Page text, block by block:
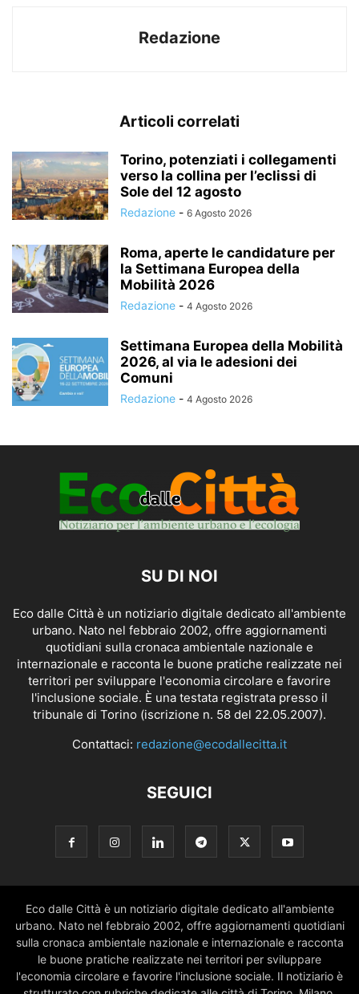
Redazione
Articoli correlati
Torino, potenziati i collegamenti
verso la collina per l’eclissi di
Sole del 12 agosto
Redazione - 6 Agosto 2026
Roma, aperte le candidature per
la Settimana Europea della
Mobilità 2026
Redazione - 4 Agosto 2026
Settimana Europea della Mobilità
2026, al via le adesioni dei
Comuni
Redazione - 4 Agosto 2026
SU DI NOI
Eco dalle Città è un notiziario digitale dedicato all'ambiente
urbano. Nato nel febbraio 2002, offre aggiornamenti
quotidiani sulla cronaca ambientale nazionale e
internazionale e racconta le buone pratiche realizzate nei
territori per sviluppare l'economia circolare e favorire
l'inclusione sociale. È una testata registrata presso il
tribunale di Torino (iscrizione n. 58 del 22.05.2007).
Contattaci: redazione@ecodallecitta.it
SEGUICI
Eco dalle Città è un notiziario digitale dedicato all'ambiente
urbano. Nato nel febbraio 2002, offre aggiornamenti quotidiani
sulla cronaca ambientale nazionale e internazionale e racconta
le buone pratiche realizzate nei territori per sviluppare
l'economia circolare e favorire l'inclusione sociale. Il notiziario è